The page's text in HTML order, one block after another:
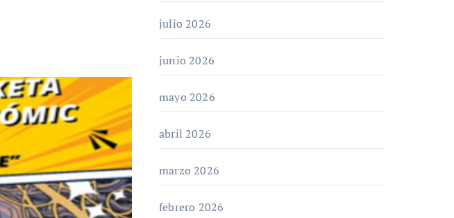
julio 2026
junio 2026
mayo 2026
abril 2026
marzo 2026
febrero 2026